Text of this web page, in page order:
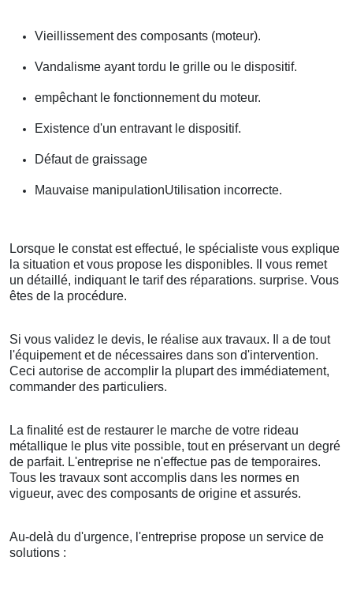
Vieillissement des composants (moteur).
Vandalisme ayant tordu le grille ou le dispositif.
empêchant le fonctionnement du moteur.
Existence d'un entravant le dispositif.
Défaut de graissage
Mauvaise manipulationUtilisation incorrecte.
Lorsque le constat est effectué, le spécialiste vous explique
la situation et vous propose les disponibles. Il vous remet
un détaillé, indiquant le tarif des réparations. surprise. Vous
êtes de la procédure.
Si vous validez le devis, le réalise aux travaux. Il a de tout
l'équipement et de nécessaires dans son d'intervention.
Ceci autorise de accomplir la plupart des immédiatement,
commander des particuliers.
La finalité est de restaurer le marche de votre rideau
métallique le plus vite possible, tout en préservant un degré
de parfait. L'entreprise ne n'effectue pas de temporaires.
Tous les travaux sont accomplis dans les normes en
vigueur, avec des composants de origine et assurés.
Au-delà du d'urgence, l'entreprise propose un service de
solutions :